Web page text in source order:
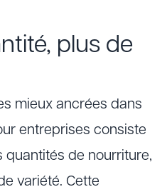
plus de
mieux ancrées dans
entreprises consiste
de nourriture,
variété. Cette